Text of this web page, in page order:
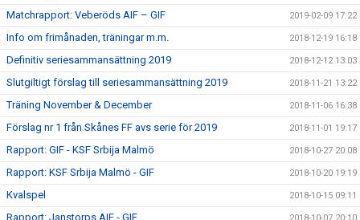
Matchrapport: Veberöds AIF – GIF 2019-02-09 17:22
Info om frimånaden, träningar m.m. 2018-12-19 16:18
Definitiv seriesammansättning 2019 2018-12-12 13:03
Slutgiltigt förslag till seriesammansättning 2019 2018-11-21 13:22
Träning November & December 2018-11-06 16:38
Förslag nr 1 från Skånes FF avs serie för 2019 2018-11-01 19:17
Rapport: GIF - KSF Srbija Malmö 2018-10-27 20:08
Rapport: KSF Srbija Malmö - GIF 2018-10-20 19:19
Kvalspel 2018-10-15 09:11
Rapport: Janstorps AIF - GIF